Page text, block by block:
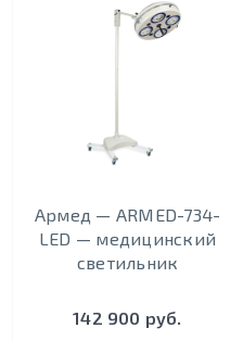
Армед — ARMED-734-
LED — медицинский
светильник
142 900 руб.